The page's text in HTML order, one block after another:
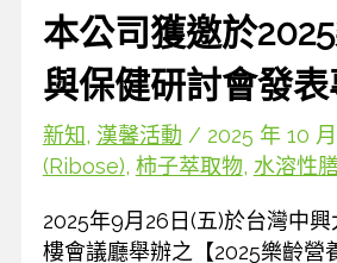
本公司獲邀於
與保健研討會發
新知, 漢馨活動 / 2025 年 10
(Ribose), 柿子萃取物, 水溶性
2025年9月26日(五)於台灣中
樓會議廳舉辦之【2025樂齡營